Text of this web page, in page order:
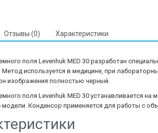
Отзывы (0) Характеристики
поля Levenhuk MED 30 разработан
Метод используется в медицине, при
изображения полностью черный.
поля Levenhuk MED 30 устанавливается
модели. Конденсор применяется для работы с